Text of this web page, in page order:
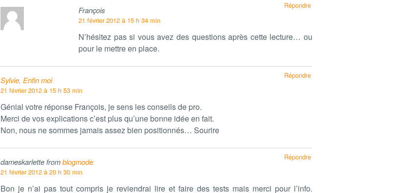
François
21 février 2012 à 15 h 34 min
N’hésitez pas si vous avez des questions après cette lecture… ou
pour le mettre en place.
Répondre
Sylvie, Enfin moi
21 février 2012 à 15 h 53 min
Génial votre réponse François, je sens les conseils de pro.
Merci de vos explications c’est plus qu’une bonne idée en fait.
Non, nous ne sommes jamais assez bien positionnés… Sourire
Répondre
dameskarlette fromblogmode
21 février 2012 à 20 h 30 min
Bon je n’ai pas tout compris je reviendrai lire et faire des tests mais merci pour l’info.
Répondre